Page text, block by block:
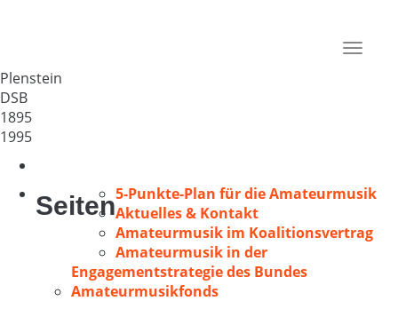
Toggle
Plenstein
DSB
1895
1995
Seiten5-Punkte-Plan für die Amateurmusik
Aktuelles & Kontakt
Amateurmusik im Koalitionsvertrag
Amateurmusik in der
Engagementstrategie des Bundes
Amateurmusikfonds